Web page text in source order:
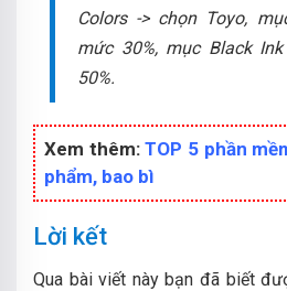
Colors -> chọn Toyo,
mức 30%, mục Black
50%.
Xem thêm:TOP 5 phần
phẩm, bao bì
Lời kết
Qua bài viết này bạn đã biết